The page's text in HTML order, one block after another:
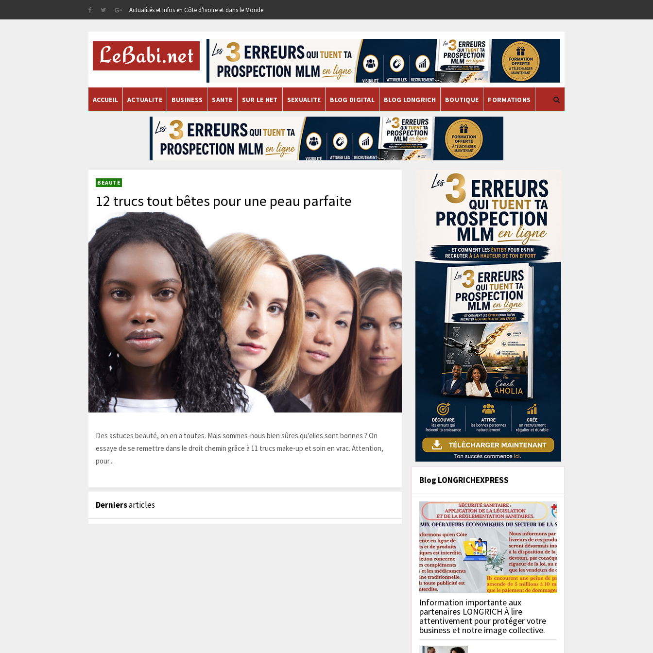
Actualités et Infos en Côte d'Ivoire et dans le Monde
ACCUEIL ACTUALITE BUSINESS SANTE SUR LE NET SEXUALITE BLOG DIGITAL BLOG LONGRICH BOUTIQUE FORMATIONS
BEAUTE
12 trucs tout bêtes pour une peau parfaite
Des astuces beauté, on en a toutes. Mais sommes-nous bien sûres qu'elles sont bonnes ? On
essaye de se remettre dans le droit chemin grâce à 11 trucs make-up et soin en vrac. Attention,
pour...
Derniersarticles
Blog LONGRICHEXPRESS
Information importante aux
partenaires LONGRICH À lire
attentivement pour protéger votre
business et notre image collective.